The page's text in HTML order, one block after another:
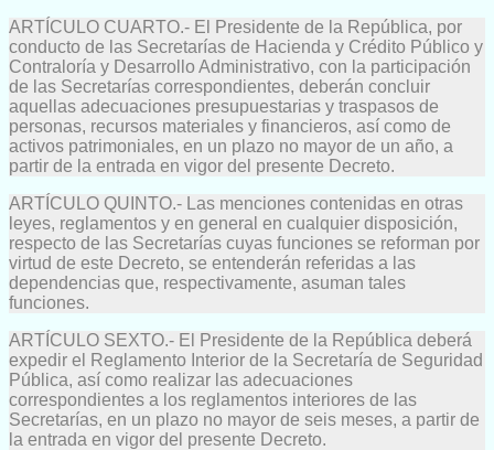
ARTÍCULO CUARTO.- El Presidente de la República, por
conducto de las Secretarías de Hacienda y Crédito Público y
Contraloría y Desarrollo Administrativo, con la participación
de las Secretarías correspondientes, deberán concluir
aquellas adecuaciones presupuestarias y traspasos de
personas, recursos materiales y financieros, así como de
activos patrimoniales, en un plazo no mayor de un año, a
partir de la entrada en vigor del presente Decreto.
ARTÍCULO QUINTO.- Las menciones contenidas en otras
leyes, reglamentos y en general en cualquier disposición,
respecto de las Secretarías cuyas funciones se reforman por
virtud de este Decreto, se entenderán referidas a las
dependencias que, respectivamente, asuman tales
funciones.
ARTÍCULO SEXTO.- El Presidente de la República deberá
expedir el Reglamento Interior de la Secretaría de Seguridad
Pública, así como realizar las adecuaciones
correspondientes a los reglamentos interiores de las
Secretarías, en un plazo no mayor de seis meses, a partir de
la entrada en vigor del presente Decreto.